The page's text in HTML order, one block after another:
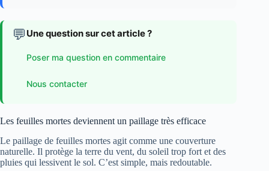
💬 Une question sur cet article ?
Poser ma question en commentaire
Nous contacter
Les feuilles mortes deviennent un paillage très efficace
Le paillage de feuilles mortes agit comme une couverture
naturelle. Il protège la terre du vent, du soleil trop fort et des
pluies qui lessivent le sol. C’est simple, mais redoutable.